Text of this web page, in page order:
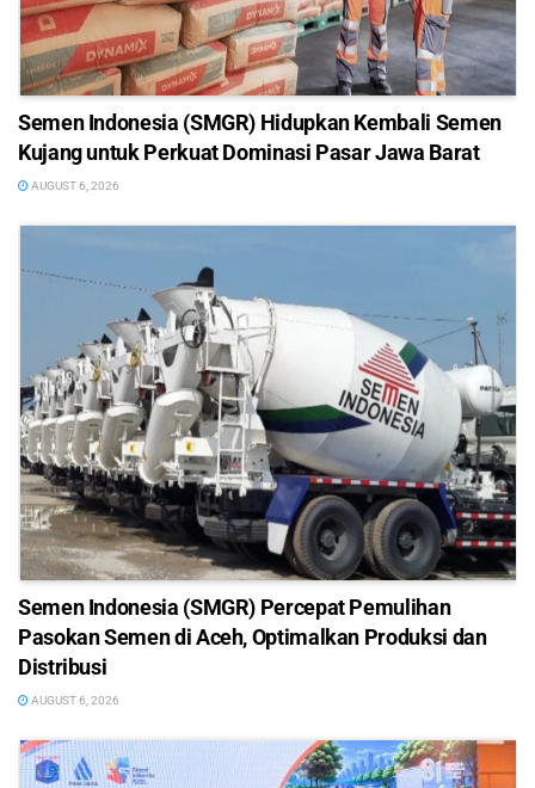
Semen Indonesia (SMGR) Hidupkan Kembali Semen
Kujang untuk Perkuat Dominasi Pasar Jawa Barat
AUGUST 6, 2026
Semen Indonesia (SMGR) Percepat Pemulihan
Pasokan Semen di Aceh, Optimalkan Produksi dan
Distribusi
AUGUST 6, 2026